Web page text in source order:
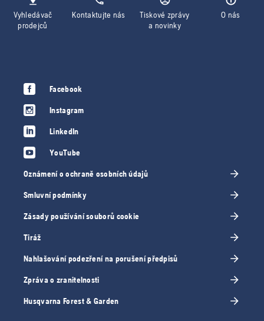
Vyhledávač
prodejců
Kontaktujte nás
Tiskové zprávy
a novinky
O nás
Facebook
Instagram
LinkedIn
YouTube
Oznámení o ochraně osobních údajů
Smluvní podmínky
Zásady používání souborů cookie
Tiráž
Nahlašování podezření na porušení předpisů
Zpráva o zranitelnosti
Husqvarna Forest & Garden